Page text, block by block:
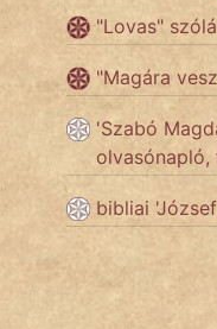
cinege
fantom
Hunor
Jób Gedeon
"Lovas"
"Magára
'Szabó
olvasónapló,
bibliai